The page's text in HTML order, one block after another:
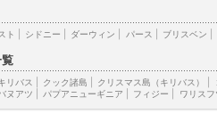
ト シドニー ダーウィン パース ブリスベン
リバス クック諸島 クリスマス島（キリバス）
ヌアツ パプアニューギニア フィジー ワリス